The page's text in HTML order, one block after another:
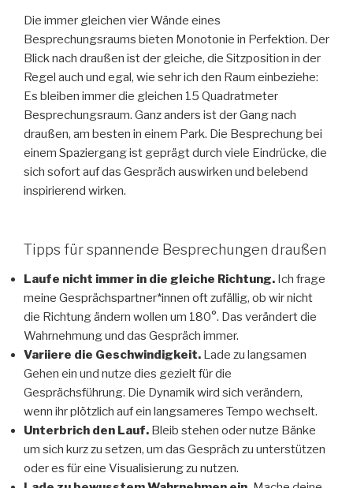
Die immer gleichen vier Wände eines
Besprechungsraums bieten Monotonie in Perfektion. Der
Blick nach draußen ist der gleiche, die Sitzposition in der
Regel auch und egal, wie sehr ich den Raum einbeziehe:
Es bleiben immer die gleichen 15 Quadratmeter
Besprechungsraum. Ganz anders ist der Gang nach
draußen, am besten in einem Park. Die Besprechung bei
einem Spaziergang ist geprägt durch viele Eindrücke, die
sich sofort auf das Gespräch auswirken und belebend
inspirierend wirken.
Tipps für spannende Besprechungen draußen
Laufe nicht immer in die gleiche Richtung. Ich frage
meine Gesprächspartner*innen oft zufällig, ob wir nicht
die Richtung ändern wollen um 180°. Das verändert die
Wahrnehmung und das Gespräch immer.
Variiere die Geschwindigkeit. Lade zu langsamen
Gehen ein und nutze dies gezielt für die
Gesprächsführung. Die Dynamik wird sich verändern,
wenn ihr plötzlich auf ein langsameres Tempo wechselt.
Unterbrich den Lauf. Bleib stehen oder nutze Bänke
um sich kurz zu setzen, um das Gespräch zu unterstützen
oder es für eine Visualisierung zu nutzen.